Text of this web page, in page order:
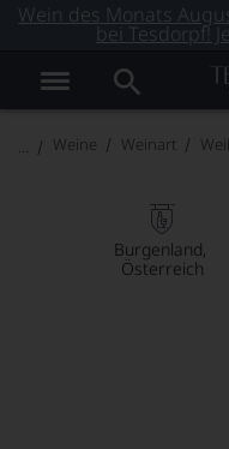
Wein des Monats
bei Tesdorpf!
Weine Weinart
Burgenland
Österreich